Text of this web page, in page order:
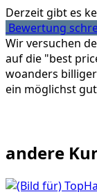
Derzeit gibt es
Bewertung
Wir versuchen
auf die "best
woanders
ein möglichst
andere